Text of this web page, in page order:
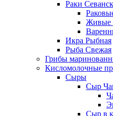
Раки
Живые
Икра Рыбная
Рыба Свежая
Грибы
Кисломолочные
Сыры
Сыр
Сыр в